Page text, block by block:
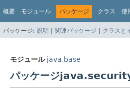
概要 モジュール パッケージ クラス 使
パッケージ: 説明 | 関連パッケージ | クラスと
モジュール java.base
パッケージ